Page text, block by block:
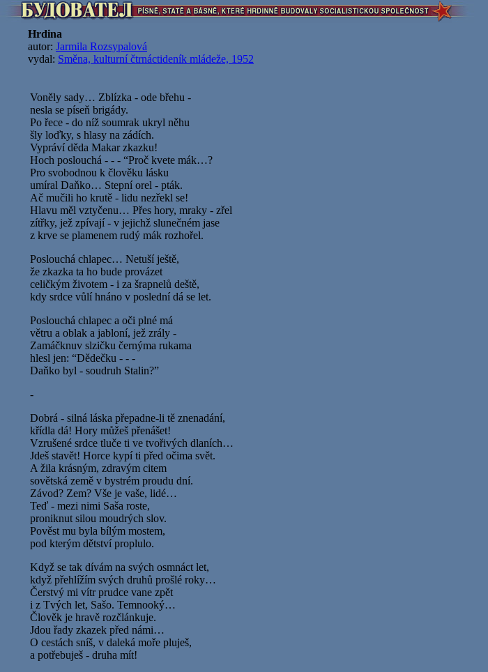
Hrdina
autor: Jarmila Rozsypalová
vydal: Směna, kulturní čtrnáctideník mládeže, 1952
Voněly sady… Zblízka - ode břehu -
nesla se píseň brigády.
Po řece - do níž soumrak ukryl něhu
šly loďky, s hlasy na zádích.
Vypráví děda Makar zkazku!
Hoch poslouchá - - - “Proč kvete mák…?
Pro svobodnou k člověku lásku
umíral Daňko… Stepní orel - pták.
Ač mučili ho krutě - lidu nezřekl se!
Hlavu měl vztyčenu… Přes hory, mraky - zřel
zítřky, jež zpívají - v jejichž slunečném jase
z krve se plamenem rudý mák rozhořel.
Poslouchá chlapec… Netuší ještě,
že zkazka ta ho bude provázet
celičkým životem - i za šrapnelů deště,
kdy srdce vůlí hnáno v poslední dá se let.
Poslouchá chlapec a oči plné má
větru a oblak a jabloní, jež zrály -
Zamáčknuv slzičku černýma rukama
hlesl jen: “Dědečku - - -
Daňko byl - soudruh Stalin?”
-
Dobrá - silná láska přepadne-li tě znenadání,
křídla dá! Hory můžeš přenášet!
Vzrušené srdce tluče ti ve tvořivých dlaních…
Jdeš stavět! Horce kypí ti před očima svět.
A žila krásným, zdravým citem
sovětská země v bystrém proudu dní.
Závod? Zem? Vše je vaše, lidé…
Teď - mezi nimi Saša roste,
proniknut silou moudrých slov.
Pověst mu byla bílým mostem,
pod kterým dětství proplulo.
Když se tak dívám na svých osmnáct let,
když přehlížím svých druhů prošlé roky…
Čerstvý mi vítr prudce vane zpět
i z Tvých let, Sašo. Temnooký…
Člověk je hravě rozčlánkuje.
Jdou řady zkazek před námi…
O cestách sníš, v daleká moře pluješ,
a potřebuješ - druha mít!